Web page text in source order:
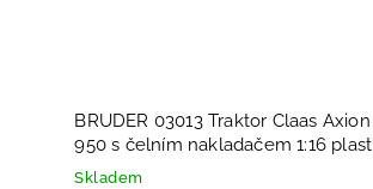
BRUDER 03013 Traktor Claas Axion
950 s čelním nakladačem 1:16 plast
Skladem